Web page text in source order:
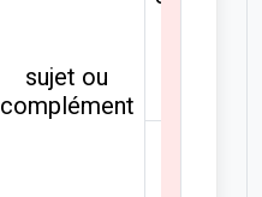
sujet ou
complément